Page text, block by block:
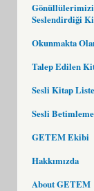
Seslendirdiği
Okunmakta
Talep Edilen
Sesli Kitap
Sesli Betimleme
GETEM Ekibi
Hakkımızda
About GETEM